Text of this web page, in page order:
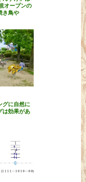
オープンの
き鳥や
グに自然に
は効果があ